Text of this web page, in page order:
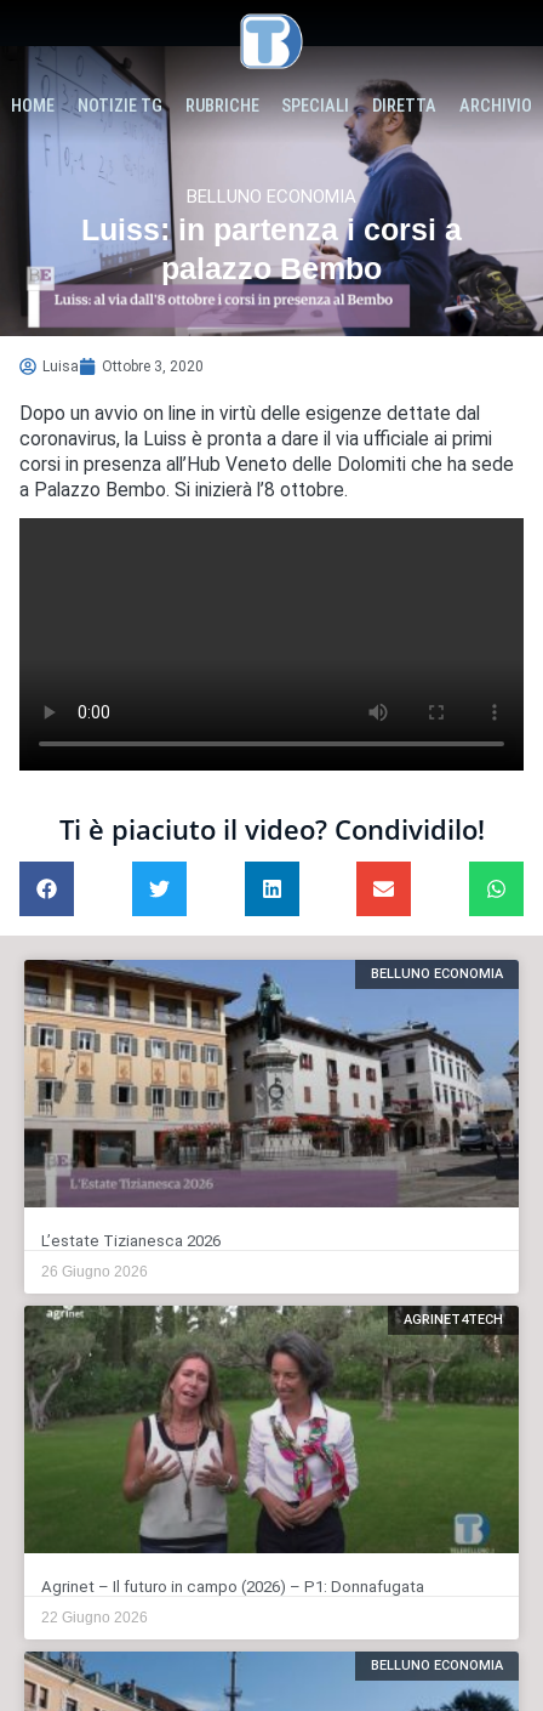
HOME NOTIZIE TG RUBRICHE SPECIALI DIRETTA ARCHIVIO
BELLUNO ECONOMIA
Luiss: in partenza i corsi a
palazzo Bembo
Luisa Ottobre 3, 2020
Dopo un avvio on line in virtù delle esigenze dettate dal
coronavirus, la Luiss è pronta a dare il via ufficiale ai primi
corsi in presenza all’Hub Veneto delle Dolomiti che ha sede
a Palazzo Bembo. Si inizierà l’8 ottobre.
Ti è piaciuto il video? Condividilo!
BELLUNO ECONOMIA
L’estate Tizianesca 2026
26 Giugno 2026
AGRINET4TECH
Agrinet – Il futuro in campo (2026) – P1: Donnafugata
22 Giugno 2026
BELLUNO ECONOMIA